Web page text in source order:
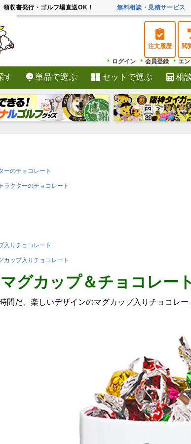
領収書発行・ゴルフ場直送OK！ 無料相談・見積サービス
注文履歴 閲
ログイン
会員登録 エ
す 単品で選ぶ セットで選ぶ 相
検索
ーのチョコレート
ラクターのチョコレート
入りチョコレート
カップ入りチョコレート
グカップ＆チョコレー
間だ、楽しいデザインのマグカップ入りチョコレー